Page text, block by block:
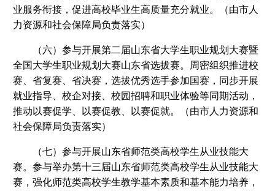
业服务衔接，促进高校毕业生高质量充分就业。（由市人
力资源和社会保障局负责落实）
（六）参与开展第二届山东省大学生职业规划大赛暨
全国大学生职业规划大赛山东省选拔赛。周密组织推进校
赛、省复赛、省决赛，选拔优秀选手参加国赛，同步开展
就业指导、校企对接、校园招聘和职业体验等同期活动，
推动以赛促学、以赛促教、以赛促就。（由市人力资源和
社会保障局负责落实）
（七）参与开展山东省师范类高校学生从业技能大
赛。参与举办第十三届山东省师范类高校学生从业技能大
赛，强化师范类高校学生教学基本素质和基本能力培养，